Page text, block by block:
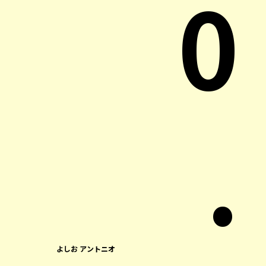
よしお アントニオ
0
.